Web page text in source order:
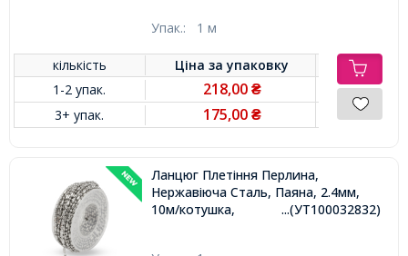
Упак.: 1 м
кількість Ціна заупаковку
1-2 упак.
218,00 ₴
3+ упак. 175,00 ₴
Ланцюг Плетіння Перлина,
Нержавіюча Сталь, Паяна, 2.4мм,
10м/котушка,
...(УТ100032832)